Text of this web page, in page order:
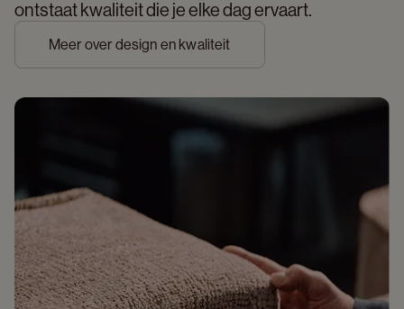
ontstaat kwaliteit die je elke dag ervaart.
Meer over design en kwaliteit